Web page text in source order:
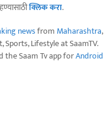
क्लिक करा.
newsfrom Maharashtra,
Sports, Lifestyle at SaamTV.
the Saam Tv app forAndroid